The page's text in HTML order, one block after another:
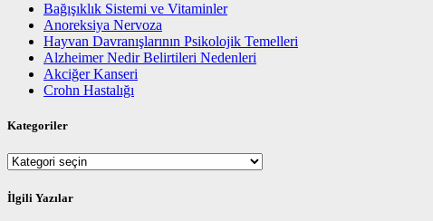
Bağışıklık Sistemi ve Vitaminler
Anoreksiya Nervoza
Hayvan Davranışlarının Psikolojik Temelleri
Alzheimer Nedir Belirtileri Nedenleri
Akciğer Kanseri
Crohn Hastalığı
Kategoriler
Kategoriler
İlgili Yazılar